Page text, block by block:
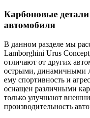
Карбоновые
автомобиля
В данном разделе мы
Lamborghini Urus
отличают от других
острыми, динамичными
ему спортивность и
оснащен различными
только улучшают
производительность